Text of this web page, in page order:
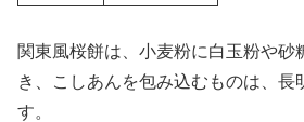
関東風桜餅は、小麦粉に白玉粉や砂
き、こしあんを包み込むものは、長
す。